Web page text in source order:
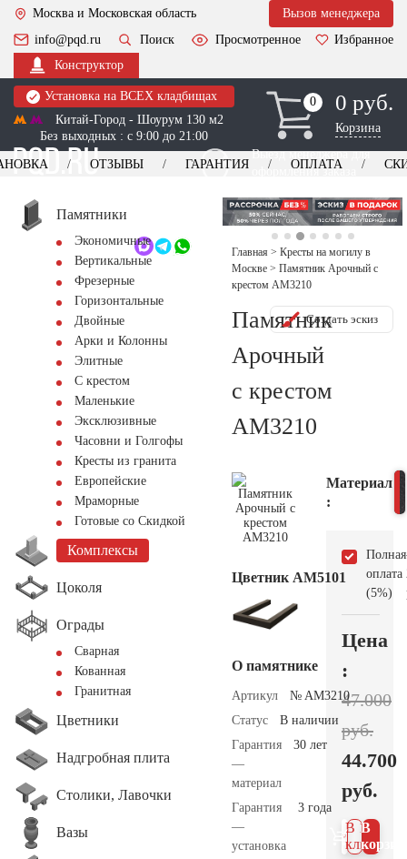
Москва и Московская область
Вызов менеджера
info@pqd.ru
Поиск Просмотренное
Избранное
Конструктор
Установка на ВСЕХ кладбищах
Китай-Город - Шоурум 130 м2
Без выходных : с 9:00 до 21:00
0
0 0 руб.
Корзина
Выезд менеджера для
оформления заказа
+7 (495) 518-44-23
Обратный звонок
ОТЗЫВЫ ГАРАНТИЯ ОПЛАТА
Памятники
Экономичные
Вертикальные
Фрезерные
Горизонтальные
Двойные
Арки и Колонны
Элитные
С крестом
Маленькие
Эксклюзивные
Часовни и Голгофы
Кресты из гранита
Европейские
Мраморные
Готовые со Скидкой
Комплексы
Цоколя
Ограды
Сварная
Кованная
Гранитная
Цветники
Надгробная плита
Столики, Лавочки
Вазы
Главная > Кресты на могилу в
Москве > Памятник Арочный с
крестом AM3210
Памятник
Арочный
с крестом
AM3210
Создать эскиз
Цветник АМ5101
О памятнике
Артикул
№ AM3210
Статус
В наличии
Гарантия
—
материал
30 лет
Гарантия
—
установка
3 года
Материал
:
Полная
оплата
(5%)
Цена
:
47.000
руб.
44.700
руб.
В
В 1
клик